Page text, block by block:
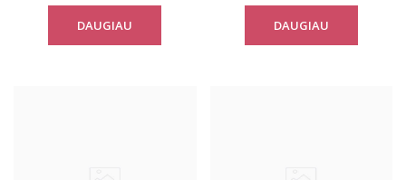
DAUGIAU DAUGIAU